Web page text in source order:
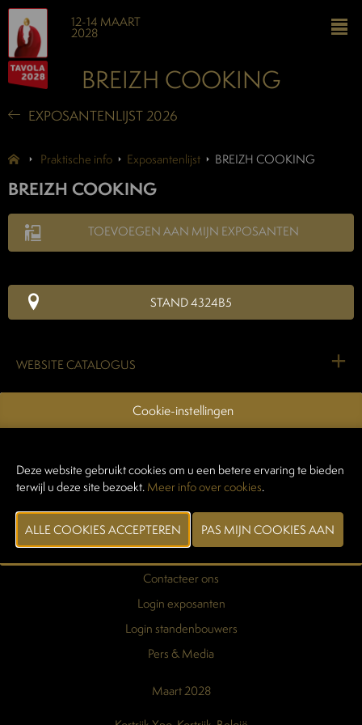
12-14 MAART
2028
BREIZH COOKING
EXPOSANTENLIJST 2026
Praktische info Exposantenlijst BREIZH COOKING
BREIZH COOKING
TOEVOEGEN AAN MIJN EXPOSANTEN
STAND 4324B5
WEBSITE CATALOGUS
Praktische info
Exposantenlijst
Contacteer ons
Login exposanten
Login standenbouwers
Pers & Media
Maart 2028
Cookie-instellingen
Deze website gebruikt cookies om u een betere ervaring te bieden
terwijl u deze site bezoekt.Meer info over cookies.